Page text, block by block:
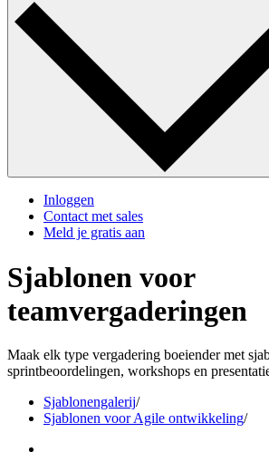
Inloggen
Contact met sales
Meld je gratis aan
Sjablonen voor
teamvergaderingen
Maak elk type vergadering boeiender met
sprintbeoordelingen, workshops en
Sjablonengalerij/
Sjablonen voor Agile ontwikkeling/